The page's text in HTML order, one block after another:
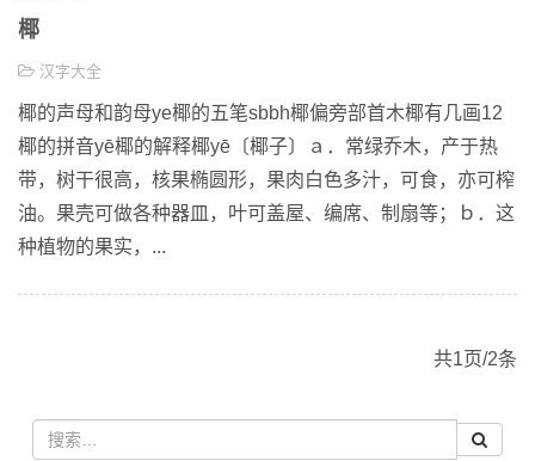
椰
汉字大全
椰的声母和韵母ye椰的五笔sbbh椰偏旁部首木椰有几画12
椰的拼音yē椰的解释椰yē〔椰子〕ａ．常绿乔木，产于热
带，树干很高，核果椭圆形，果肉白色多汁，可食，亦可榨
油。果壳可做各种器皿，叶可盖屋、编席、制扇等；ｂ．这
种植物的果实，...
共1页/2条